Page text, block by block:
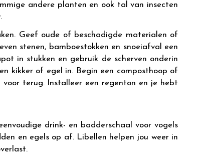
andere planten en ook tal van insecten
Geef oude of beschadigde materialen of
stenen, bamboestokken en snoeiafval een
in stukken en gebruik de scherven onderin
kikker of egel in. Begin een composthoop of
terug. Installeer een regenton en je hebt
drink- en badderschaal voor vogels
en egels op af. Libellen helpen jou weer in